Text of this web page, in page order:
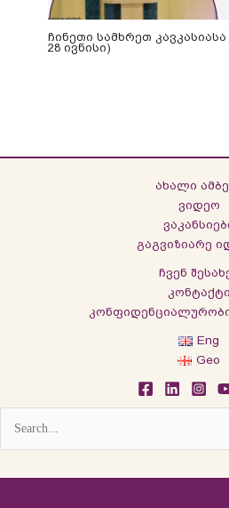
ჩინეთი სამხრეთ კავკასიასა
28 ივნისი)
ახალი
ვიდეო
გაგვიზიარე
ჩვენ
კონტაქტი
Eng
Geo
Search
for: